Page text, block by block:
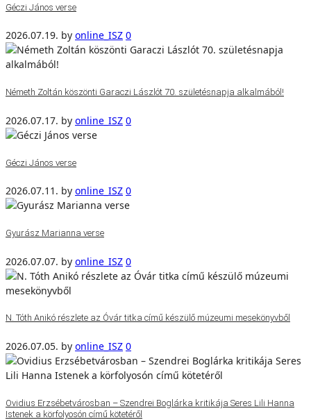
Géczi János verse
2026.07.19. by online_ISZ 0
Németh Zoltán köszönti Garaczi Lászlót 70. születésnapja alkalmából!
2026.07.17. by online_ISZ 0
Géczi János verse
2026.07.11. by online_ISZ 0
Gyurász Marianna verse
2026.07.07. by online_ISZ 0
N. Tóth Anikó részlete az Óvár titka című készülő múzeumi mesekönyvből
2026.07.05. by online_ISZ 0
Ovidius Erzsébetvárosban – Szendrei Boglárka kritikája Seres Lili Hanna
Istenek a körfolyosón című kötetéről